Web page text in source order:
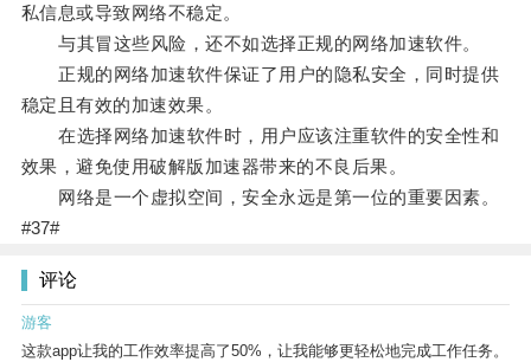
私信息或导致网络不稳定。
与其冒这些风险，还不如选择正规的网络加速软件。
正规的网络加速软件保证了用户的隐私安全，同时提供
稳定且有效的加速效果。
在选择网络加速软件时，用户应该注重软件的安全性和
效果，避免使用破解版加速器带来的不良后果。
网络是一个虚拟空间，安全永远是第一位的重要因素。
#37#
评论
游客
这款app让我的工作效率提高了50%，让我能够更轻松地完成工作任务。